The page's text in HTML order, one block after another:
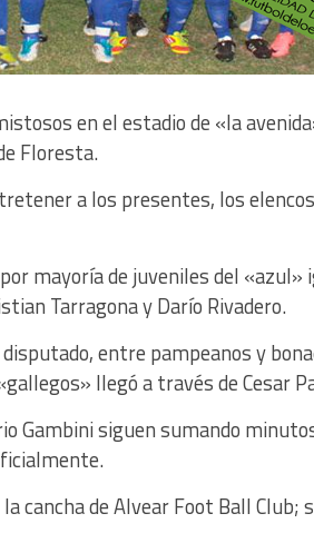
en el estadio de «la
Floresta.
a los presentes, los
mayoría de juveniles del «azul»
Tarragona y Darío Rivadero.
entre pampeanos y
llegó a través de Cesar
Gambini siguen sumando
cancha de Alvear Foot Ball Club;